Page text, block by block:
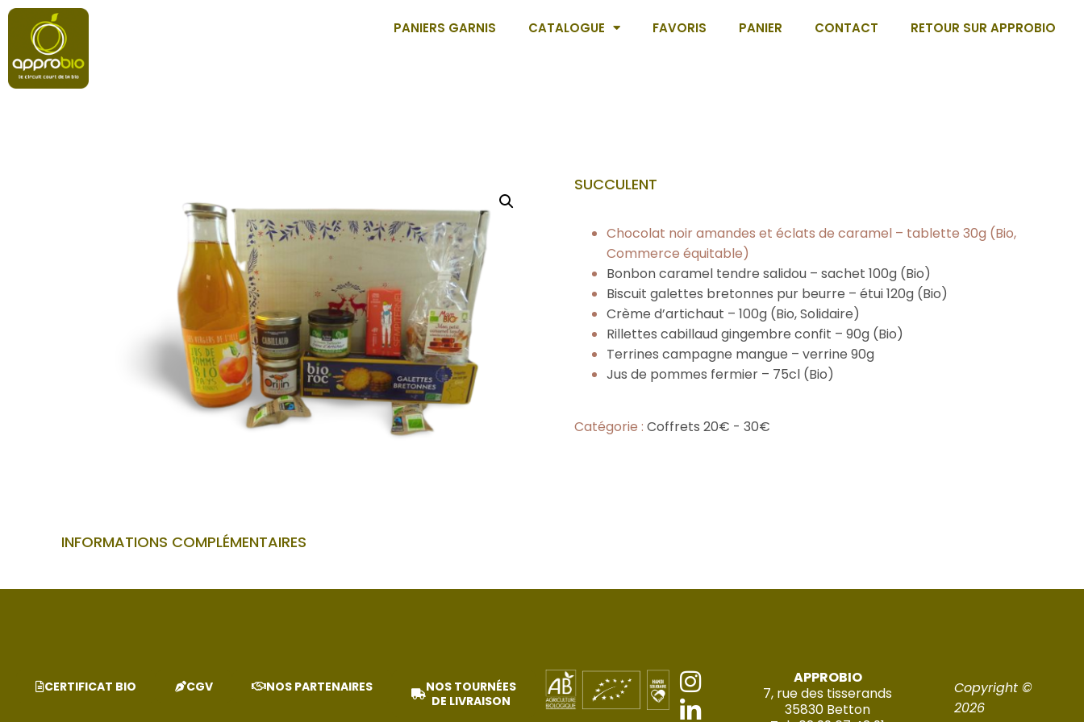
PANIERS GARNIS CATALOGUE FAVORIS PANIER CONTACT RETOUR SUR APPROBIO
SUCCULENT
Chocolat noir amandes et éclats de caramel – tablette 30g (Bio,
Commerce équitable)
Bonbon caramel tendre salidou – sachet 100g (Bio)
Biscuit galettes bretonnes pur beurre – étui 120g (Bio)
Crème d’artichaut – 100g (Bio, Solidaire)
Rillettes cabillaud gingembre confit – 90g (Bio)
Terrines campagne mangue – verrine 90g
Jus de pommes fermier – 75cl (Bio)
Catégorie : Coffrets 20€ - 30€
INFORMATIONS COMPLÉMENTAIRES
CERTIFICAT BIO CGV NOS PARTENAIRES
NOS TOURNÉES
DE LIVRAISON
APPROBIO
7, rue des tisserands
35830 Betton
Copyright ©
2026